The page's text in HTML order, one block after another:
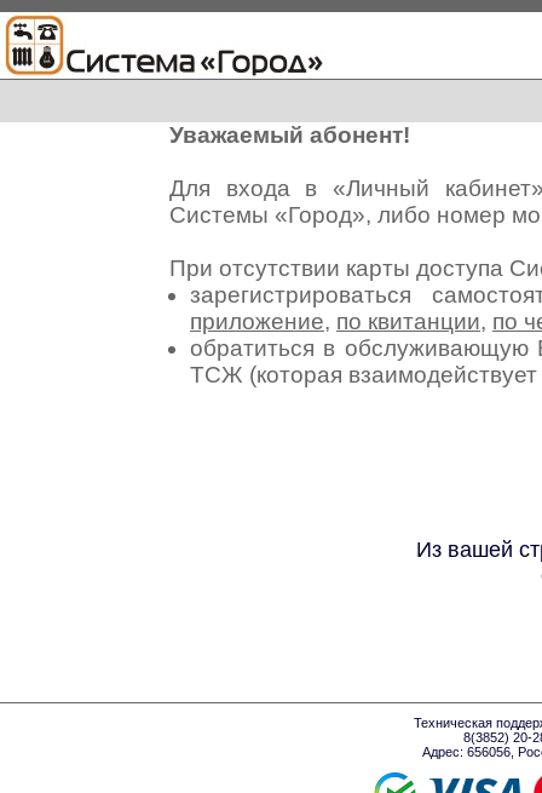
Уважаемый абонент!
Для входа в «Личный
Системы «Город», либо номер
При отсутствии карты доступа
зарегистрироваться
приложение, по квитанции, по
обратиться в
ТСЖ (которая
Из вашей
Техническая
8(3852) 20-
Адрес: 656056,